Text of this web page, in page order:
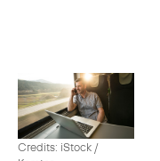
Credits: iStock /